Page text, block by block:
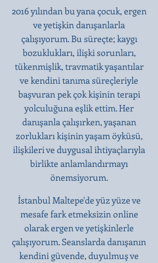
2016 yılından bu yana çocuk, ergen
ve yetişkin danışanlarla
çalışıyorum. Bu süreçte; kaygı
bozuklukları, ilişki sorunları,
tükenmişlik, travmatik yaşantılar
ve kendini tanıma süreçleriyle
başvuran pek çok kişinin terapi
yolculuğuna eşlik ettim. Her
danışanla çalışırken, yaşanan
zorlukları kişinin yaşam öyküsü,
ilişkileri ve duygusal ihtiyaçlarıyla
birlikte anlamlandırmayı
önemsiyorum.
İstanbul Maltepe'de yüz yüze ve
mesafe fark etmeksizin online
olarak ergen ve yetişkinlerle
çalışıyorum. Seanslarda danışanın
kendini güvende, duyulmuş ve